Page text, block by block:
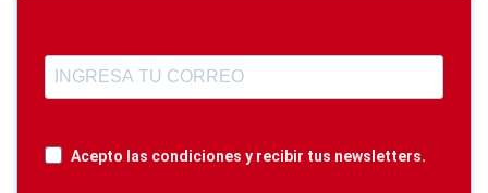
Acepto las condiciones y recibir tus newsletters.